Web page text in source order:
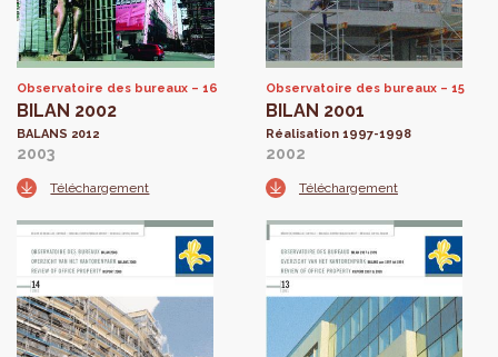
Observatoire des bureaux 16
BILAN 2002
BALANS 2012
2003
Téléchargement
Observatoire des bureaux 15
BILAN 2001
Réalisation 1997-1998
2002
Téléchargement